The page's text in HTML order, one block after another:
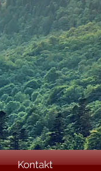
Kontakt